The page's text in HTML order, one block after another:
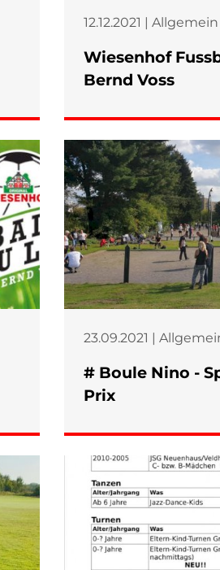
12.12.2021 | Allgemein
Wiesenhof
Bernd Voss
23.09.2021 |
# Boule Nino -
Prix